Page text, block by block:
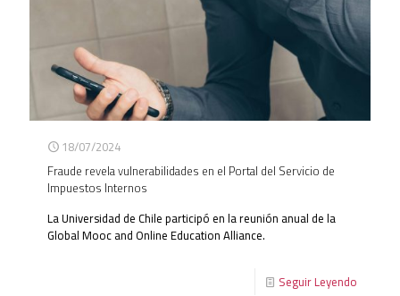
18/07/2024
Fraude revela vulnerabilidades en el Portal del Servicio de
Impuestos Internos
La Universidad de Chile participó en la reunión anual de la
Global Mooc and Online Education Alliance.
Seguir Leyendo